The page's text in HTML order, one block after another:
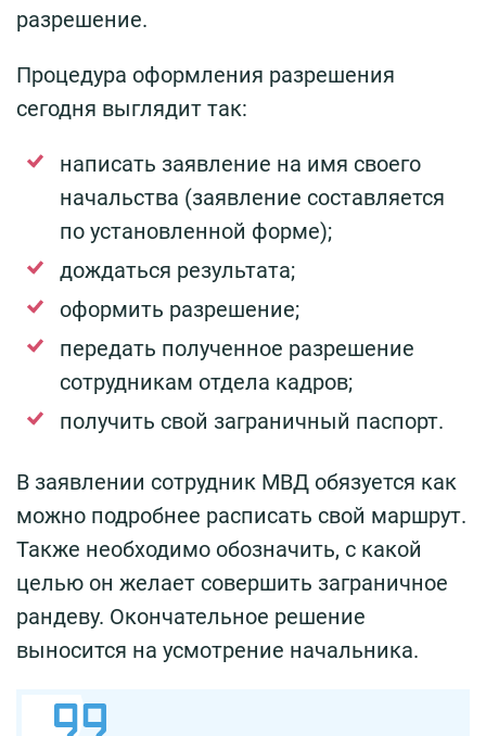
разрешение.
Процедура оформления разрешения
сегодня выглядит так:
написать заявление на имя своего
начальства (заявление составляется
по установленной форме);
дождаться результата;
оформить разрешение;
передать полученное разрешение
сотрудникам отдела кадров;
получить свой заграничный паспорт.
В заявлении сотрудник МВД обязуется как
можно подробнее расписать свой маршрут.
Также необходимо обозначить, с какой
целью он желает совершить заграничное
рандеву. Окончательное решение
выносится на усмотрение начальника.